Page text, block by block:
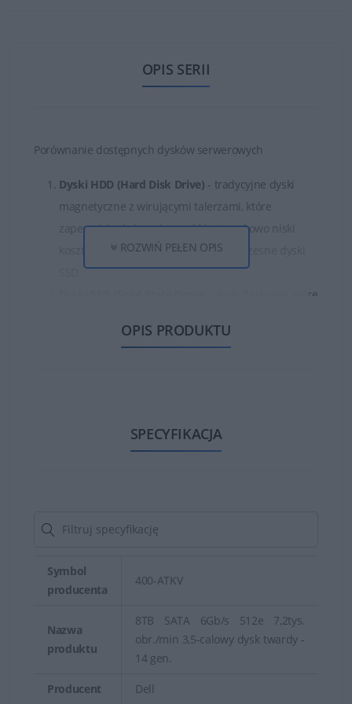
OPIS SERII
Porównanie dostępnych dysków serwerowych
Dyski HDD (Hard Disk Drive) - tradycyjne dyski
magnetyczne z wirującymi talerzami, które
zapewniają dużą pojemność i stosunkowo niski
koszt, ale są mniej wydajne niż nowoczesne dyski
- dyski flashowe, które
dostępu do danych niż dyski magnetyczne.
niż dyski SATA.
Dyski SATA (Serial ATA)- tańsze niż dyski SAS, ale
dyski SSD, które łączą w sobie najwyższą wydajność
szybszy czas dostępu do danych niż tradycyjne
Wybór odpowiedniego typu dysku serwerowego zależy
od potrzeb klienta, wymagań wydajnościowych,
pojemności i planowanego budżetu.
ROZWIŃ PEŁEN OPIS
OPIS PRODUKTU
SPECYFIKACJA
Symbol
producenta
400-ATKV
Nazwa
produktu
8TB SATA 6Gb/s 512e 7,2tys.
obr./min 3,5-calowy dysk twardy -
14 gen.
Producent Dell